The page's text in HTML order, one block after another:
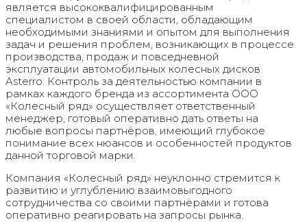
является высококвалифицированным
специалистом в своей области, обладающим
необходимыми знаниями и опытом для выполнения
задач и решения проблем, возникающих в процессе
производства, продаж и повседневной
эксплуатации автомобильных колесных дисков
Asterro. Контроль за деятельностью компании в
рамках каждого бренда из ассортимента ООО
«Колесный ряд» осуществляет ответственный
менеджер, готовый оперативно дать ответы на
любые вопросы партнёров, имеющий глубокое
понимание всех нюансов и особенностей продуктов
данной торговой марки.
Компания «Колесный ряд» неуклонно стремится к
развитию и углублению взаимовыгодного
сотрудничества со своими партнёрами и готова
оперативно реагировать на запросы рынка.